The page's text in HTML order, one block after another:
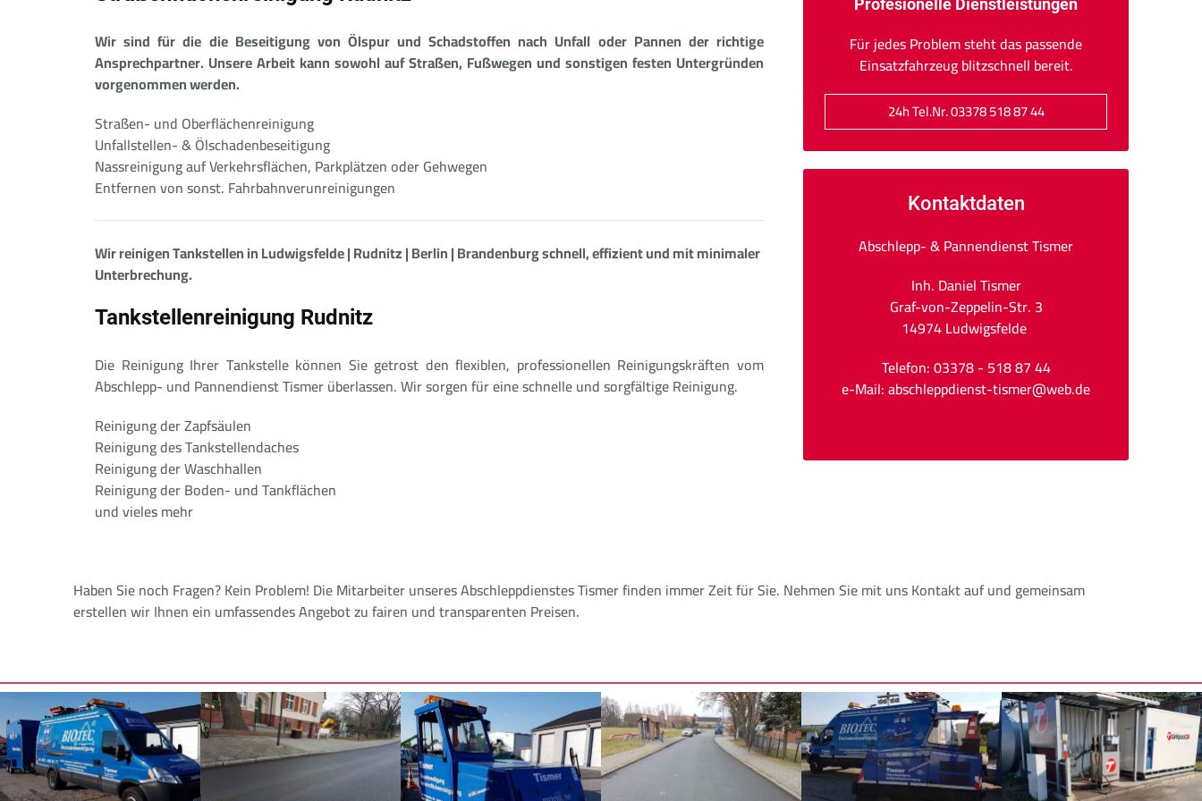
Wir sind für die die Beseitigung von Ölspur und Schadstoffen nach Unfall oder Pannen der richtige
Ansprechpartner. Unsere Arbeit kann sowohl auf Straßen, Fußwegen und sonstigen festen Untergründen
vorgenommen werden.
Straßen- und Oberflächenreinigung
Unfallstellen- & Ölschadenbeseitigung
Nassreinigung auf Verkehrsflächen, Parkplätzen oder Gehwegen
Entfernen von sonst. Fahrbahnverunreinigungen
Wir reinigen Tankstellen in Ludwigsfelde | Rudnitz | Berlin | Brandenburg schnell, effizient und mit minimaler
Unterbrechung.
Tankstellenreinigung Rudnitz
Die Reinigung Ihrer Tankstelle können Sie getrost den flexiblen, professionellen Reinigungskräften vom
Abschlepp- und Pannendienst Tismer überlassen. Wir sorgen für eine schnelle und sorgfältige Reinigung.
Reinigung der Zapfsäulen
Reinigung des Tankstellendaches
Reinigung der Waschhallen
Reinigung der Boden- und Tankflächen
und vieles mehr
Profesionelle Dienstleistungen
Für jedes Problem steht das passende
Einsatzfahrzeug blitzschnell bereit.
24h Tel.Nr. 03378 518 87 44
Kontaktdaten
Abschlepp- & Pannendienst Tismer
Inh. Daniel Tismer
Graf-von-Zeppelin-Str. 3
14974 Ludwigsfelde
Telefon: 03378 - 518 87 44
e-Mail: abschleppdienst-tismer@web.de
Haben Sie noch Fragen? Kein Problem! Die Mitarbeiter unseres Abschleppdienstes Tismer finden immer Zeit für Sie. Nehmen Sie mit uns Kontakt auf und gemeinsam
erstellen wir Ihnen ein umfassendes Angebot zu fairen und transparenten Preisen.